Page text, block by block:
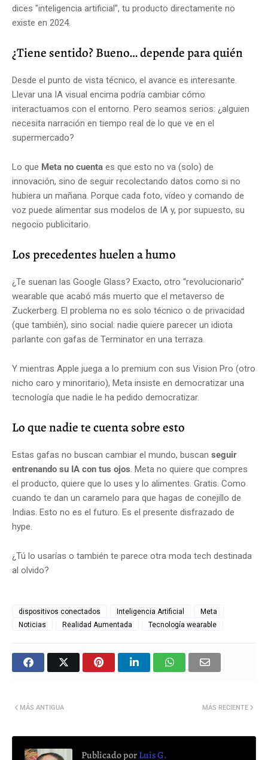
dices "inteligencia artificial", tu producto directamente no
existe en 2024.
¿Tiene sentido? Bueno… depende para quién
Desde el punto de vista técnico, el avance es interesante.
Llevar una IA visual encima podría cambiar cómo
interactuamos con el entorno. Pero seamos serios: ¿alguien
necesita narración en tiempo real de lo que ve en el
supermercado?
Lo que Meta no cuenta es que esto no va (solo) de
innovación, sino de seguir recolectando datos como si no
hubiera un mañana. Porque cada foto, vídeo y comando de
voz puede alimentar sus modelos de IA y, por supuesto, su
negocio publicitario.
Los precedentes huelen a humo
¿Te suenan las Google Glass? Exacto, otro “revolucionario”
wearable que acabó más muerto que el metaverso de
Zuckerberg. El problema no es solo técnico o de privacidad
(que también), sino social: nadie quiere parecer un idiota
parlante con gafas de Terminator en una terraza.
Y mientras Apple juega a lo premium con sus Vision Pro (otro
nicho caro y minoritario), Meta insiste en democratizar una
tecnología que nadie le ha pedido democratizar.
Lo que nadie te cuenta sobre esto
Estas gafas no buscan cambiar el mundo, buscan seguir
entrenando su IA con tus ojos. Meta no quiere que compres
el producto, quiere que lo uses y lo alimentes. Gratis. Como
cuando te dan un caramelo para que hagas de conejillo de
Indias. Esto no es el futuro. Es el presente disfrazado de
hype.
¿Tú lo usarías o también te parece otra moda tech destinada
al olvido?
dispositivos conectados Inteligencia Artificial
Meta
Noticias
Realidad Aumentada Tecnología wearable
MÁS RECIENTE
MÁS ANTIGUA
Publicado porLuis G.